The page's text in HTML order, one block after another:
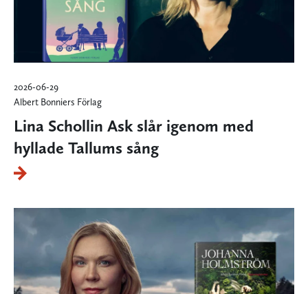
2026-06-29
Albert Bonniers Förlag
Lina Schollin Ask slår igenom med
hyllade Tallums sång